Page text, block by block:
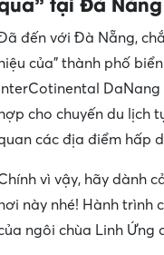
đến với Đà Nẵng,
hiệu của” thành phố
InterCotinental
hợp cho chuyến du lịch
các địa điểm hấp
vì vậy, hãy dành
này nhé! Hành trình
ngôi chùa Linh Ứng